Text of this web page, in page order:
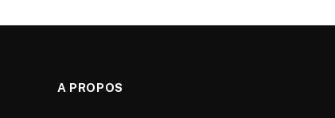
A PROPOS